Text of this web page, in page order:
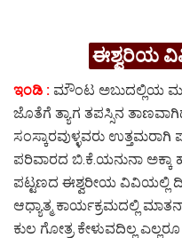
ಈಶ್ವರಿಯ
ಇಂಡಿ‌ : ಮೌಂಟ ಅಬುದಲ್ಲಿಯ
ಜೊತೆಗೆ ತ್ಯಾಗ ತಪಸ್ಸಿನ
ಸಂಸ್ಕಾರವುಳ್ಳವರು ಉತ್ತಮರಾಗಿ
ಪರಿವಾರದ ಬಿ.ಕೆ.ಯನುನಾ ಅಕ್ಕಾ
ಪಟ್ಟಣದ ಈಶ್ವರೀಯ ವಿವಿಯಲ್ಲಿ
ಆಧ್ಯಾತ್ಮ ಕಾರ್ಯಕ್ರಮದಲ್ಲಿ
ಕುಲ ಗೋತ್ರ ಕೇಳುವದಿಲ್ಲ